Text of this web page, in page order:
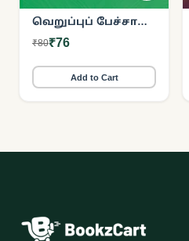
வெறுப்புப் பேச்சால்
தூண்டப்படும்
இஸ்லாமோஃபோபியா
₹80₹76
Add to Cart